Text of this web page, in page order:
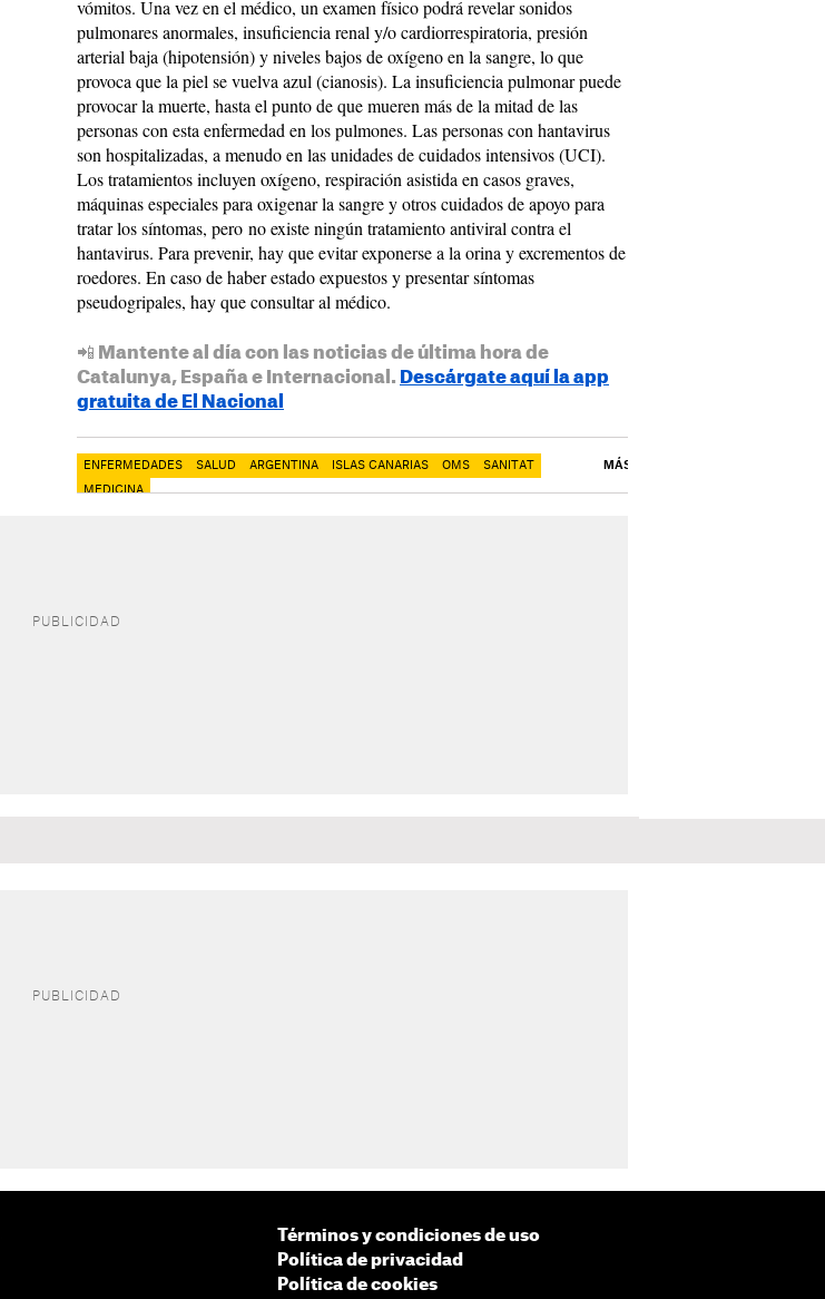
vómitos. Una vez en el médico, un examen físico podrá revelar sonidos
pulmonares anormales, insuficiencia renal y/o cardiorrespiratoria, presión
arterial baja (hipotensión) y niveles bajos de oxígeno en la sangre, lo que
provoca que la piel se vuelva azul (cianosis). La insuficiencia pulmonar puede
provocar la muerte, hasta el punto de que mueren más de la mitad de las
personas con esta enfermedad en los pulmones. Las personas con hantavirus
son hospitalizadas, a menudo en las unidades de cuidados intensivos (UCI).
Los tratamientos incluyen oxígeno, respiración asistida en casos graves,
máquinas especiales para oxigenar la sangre y otros cuidados de apoyo para
tratar los síntomas, pero no existe ningún tratamiento antiviral contra el
hantavirus. Para prevenir, hay que evitar exponerse a la orina y excrementos de
roedores. En caso de haber estado expuestos y presentar síntomas
pseudogripales, hay que consultar al médico.
📲 Mantente al día con las noticias de última hora de
Catalunya, España e Internacional. Descárgate aquí la app
gratuita de El Nacional
ENFERMEDADES SALUD ARGENTINA ISLAS CANARIAS OMS SANITAT
MEDICINA
MÁS
Términos y condiciones de uso
Política de privacidad
Política de cookies